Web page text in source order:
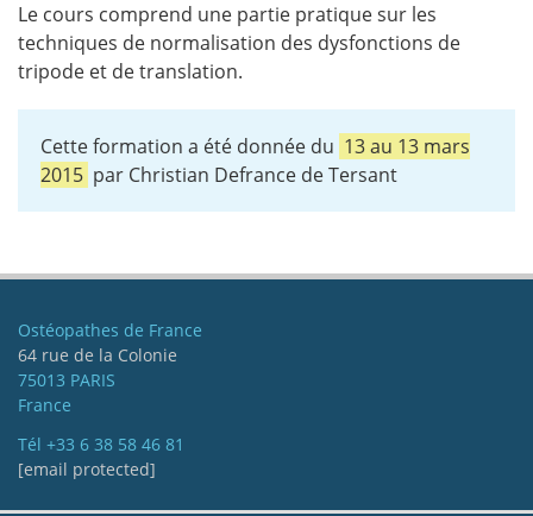
Le cours comprend une partie pratique sur les
techniques de normalisation des dysfonctions de
tripode et de translation.
Cette formation a été donnée du 13au 13 mars
2015 par Christian Defrance de Tersant
Ostéopathes de France
64 rue de la Colonie
75013 PARIS
France
Tél +33 6 38 58 46 81
[email protected]